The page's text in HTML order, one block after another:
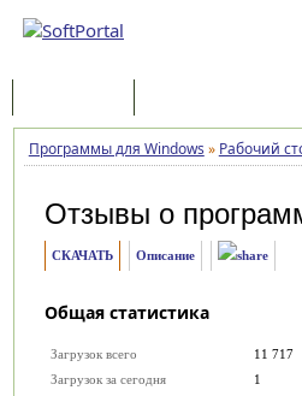
Программы для Windows » Рабочий
Отзывы о
СКАЧАТЬ Описание
Общая статистика
Загрузок всего
11 717
Загрузок за сегодня
1